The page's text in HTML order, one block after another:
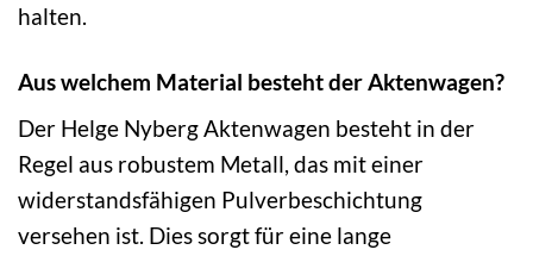
halten.
Aus welchem Material besteht der Aktenwagen?
Der Helge Nyberg Aktenwagen besteht in der
Regel aus robustem Metall, das mit einer
widerstandsfähigen Pulverbeschichtung
versehen ist. Dies sorgt für eine lange